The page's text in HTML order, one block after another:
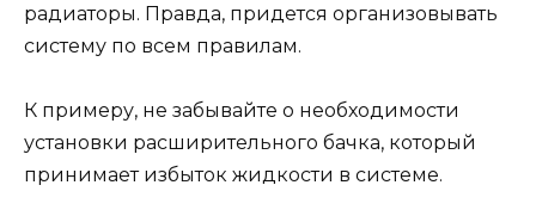
радиаторы. Правда, придется организовывать
систему по всем правилам.
К примеру, не забывайте о необходимости
установки расширительного бачка, который
принимает избыток жидкости в системе.